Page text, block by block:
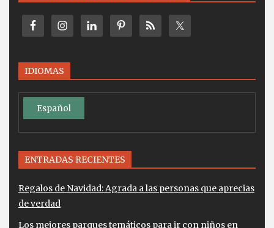
IDIOMAS
Español
ENTRADAS RECIENTES
Regalos de Navidad: Agrada a las personas que aprecias
de verdad
Los mejores parques temáticos para ir con niños en